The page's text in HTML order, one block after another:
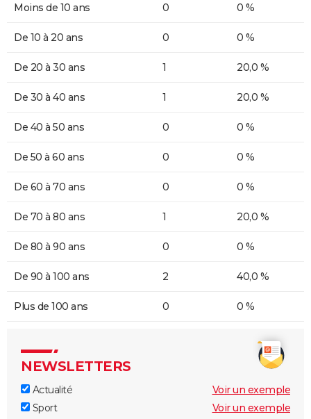
Moins de 10 ans 0 0 %
De 10 à 20 ans 0 0 %
De 20 à 30 ans 1 20,0 %
De 30 à 40 ans 1 20,0 %
De 40 à 50 ans 0 0 %
De 50 à 60 ans 0 0 %
De 60 à 70 ans 0 0 %
De 70 à 80 ans 1 20,0 %
De 80 à 90 ans 0 0 %
De 90 à 100 ans 2 40,0 %
Plus de 100 ans 0 0 %
NEWSLETTERS
Actualité
Voir un exemple
Sport
Voir un exemple